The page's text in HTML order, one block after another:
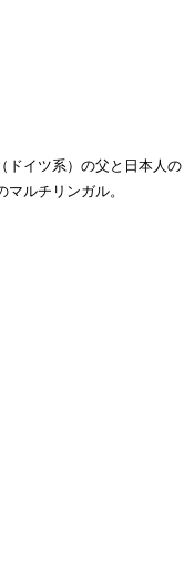
ドイツ系）の父と日本人の
ルチリンガル。